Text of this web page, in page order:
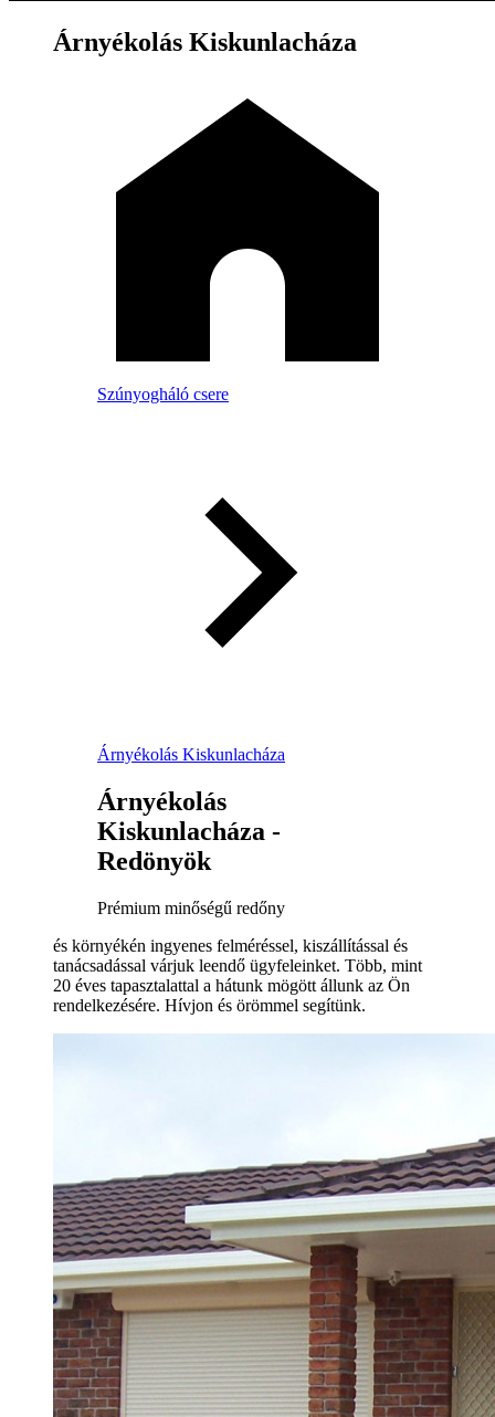
Árnyékolás Kiskunlacháza
Szúnyogháló csere
Árnyékolás Kiskunlacháza
Árnyékolás
Kiskunlacháza -
Redönyök
Prémium minőségű redőny
és környékén ingyenes felméréssel, kiszállítással és
tanácsadással várjuk leendő ügyfeleinket. Több, mint
20 éves tapasztalattal a hátunk mögött állunk az Ön
rendelkezésére. Hívjon és örömmel segítünk.